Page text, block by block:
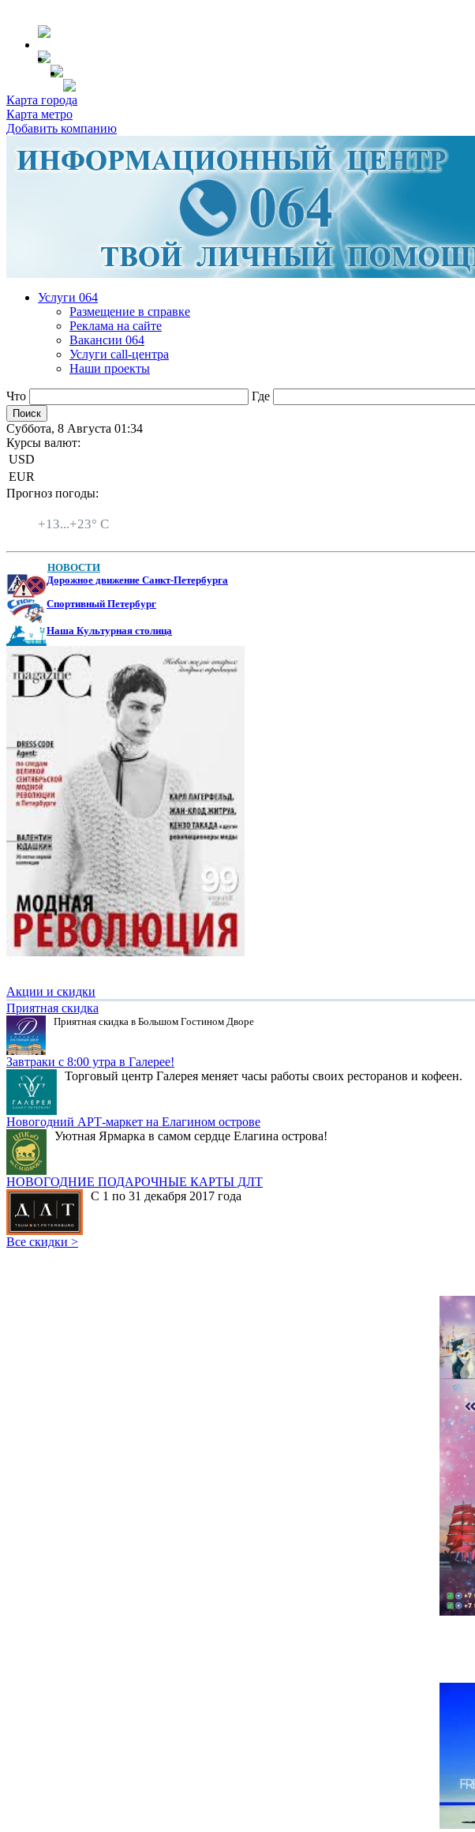
Карта города
Карта метро
Добавить компанию
Услуги 064
Размещение в справке
Реклама на сайте
Вакансии 064
Услуги call-центра
Наши проекты
Что Где
Суббота, 8 Августа 01:34
Курсы валют:
USD
EUR
Прогноз погоды:
+13...+23° C
НОВОСТИ
Дорожное движение Санкт-Петербурга
Спортивный Петербург
Наша Культурная столица
Акции и скидки
Приятная скидка
Приятная скидка в Большом Гостином Дворе
Завтраки с 8:00 утра в Галерее!
Торговый центр Галерея меняет часы работы своих ресторанов и кофеен.
Новогодний АРТ-маркет на Елагином острове
Уютная Ярмарка в самом сердце Елагина острова!
НОВОГОДНИЕ ПОДАРОЧНЫЕ КАРТЫ ДЛТ
С 1 по 31 декабря 2017 года
Все скидки >